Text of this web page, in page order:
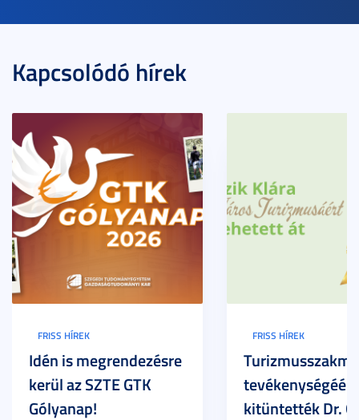
Kapcsolódó hírek
FRISS HÍREK
Idén is megrendezésre
kerül az SZTE GTK
Gólyanap!
FRISS HÍREK
tevékenységéért
kitüntették Dr.